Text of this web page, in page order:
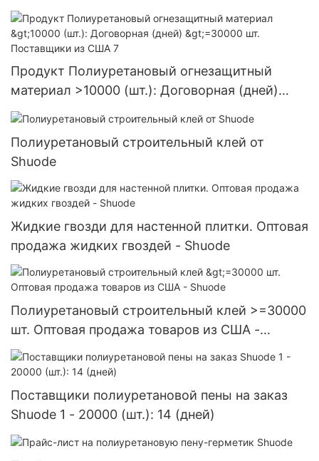
Продукт Полиуретановый огнезащитный
материал >10000 (шт.): Договорная (дней)
>=30000 шт. Поставщики из США 7
Полиуретановый строительный клей от
Shuode
Жидкие гвозди для настенной плитки. Оптовая
продажа жидких гвоздей - Shuode
Полиуретановый строительный клей >=30000
шт. Оптовая продажа товаров из США -
Shuode
Поставщики полиуретановой пены на заказ
Shuode 1 - 20000 (шт.): 14 (дней)